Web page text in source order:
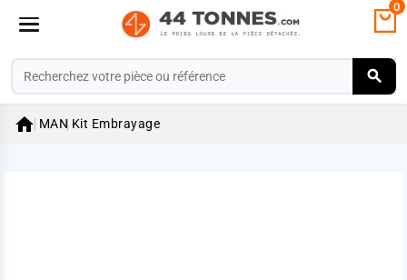
0
 MAN Kit Embrayage